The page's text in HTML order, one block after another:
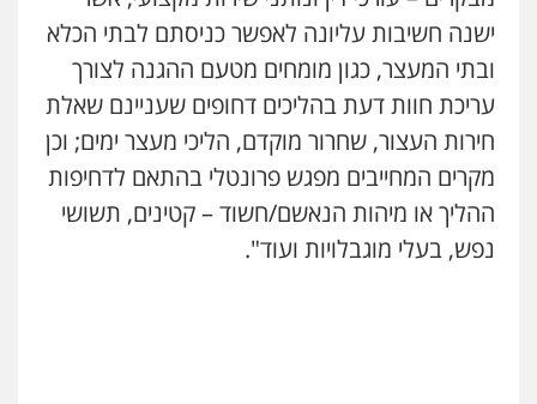
ישנה חשיבות עליונה לאפשר כניסתם לבתי הכלא
ובתי המעצר, כגון מומחים מטעם ההגנה לצורך
עריכת חוות דעת בהליכים דחופים שעניינם שאלת
חירות העצור, שחרור מוקדם, הליכי מעצר ימים; וכן
מקרים המחייבים מפגש פרונטלי בהתאם לדחיפות
ההליך או מיהות הנאשם/חשוד – קטינים, תשושי
נפש, בעלי מוגבלויות ועוד".